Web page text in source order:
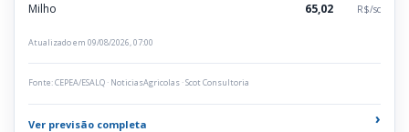
Milho 65,02 R$/sc
Atualizado em 09/08/2026, 07:00
Fonte: CEPEA/ESALQ · NoticiasAgricolas · Scot Consultoria
Ver previsão completa ›